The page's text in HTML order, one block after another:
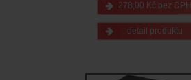
278,00 Kč bez DPH
detail produktu